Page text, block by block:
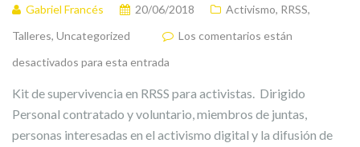
Gabriel Francés 20/06/2018 Activismo, RRSS,
Talleres, Uncategorized
Los comentarios están
desactivados para esta entrada
Kit de supervivencia en RRSS para activistas. Dirigido
Personal contratado y voluntario, miembros de juntas,
personas interesadas en el activismo digital y la difusión de